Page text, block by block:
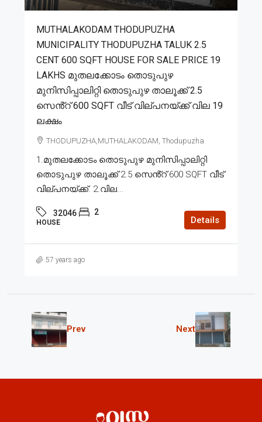
MUTHALAKODAM THODUPUZHA
MUNICIPALITY THODUPUZHA TALUK 2.5
CENT 600 SQFT HOUSE FOR SALE PRICE 19
LAKHS മുതലക്കോടം തൊടുപുഴ
മുനിസിപ്പാലിറ്റി തൊടുപുഴ താലൂക്ക് 2.5
സെൻ്റ് 600 SQFT വീട് വില്പനയ്ക്ക് വില 19
ലക്ഷം
THODUPUZHA,MUTHALAKODAM, Thodupuzha
1.മുതലക്കോടം തൊടുപുഴ മുനിസിപ്പാലിറ്റി
തൊടുപുഴ താലൂക്ക് 2.5 സെൻ്റ് 600 SQFT വീട്
വില്പനയ്ക്ക്. 2.വില...
32046 2
HOUSE Details
57 years ago
Prev Next